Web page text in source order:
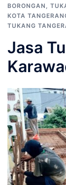
BORONGAN ,
KOTA
TUKANG
Jasa